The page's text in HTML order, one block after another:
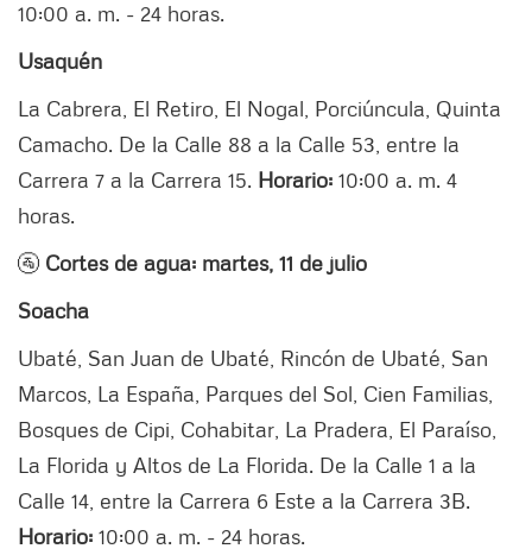
10:00 a. m. - 24 horas.
Usaquén
La Cabrera, El Retiro, El Nogal, Porciúncula, Quinta
Camacho. De la Calle 88 a la Calle 53, entre la
Carrera 7 a la Carrera 15. Horario: 10:00 a. m. 4
horas.
🚰 Cortes de agua: martes, 11 de julio
Soacha
Ubaté, San Juan de Ubaté, Rincón de Ubaté, San
Marcos, La España, Parques del Sol, Cien Familias,
Bosques de Cipi, Cohabitar, La Pradera, El Paraíso,
La Florida y Altos de La Florida. De la Calle 1 a la
Calle 14, entre la Carrera 6 Este a la Carrera 3B.
Horario: 10:00 a. m. - 24 horas.